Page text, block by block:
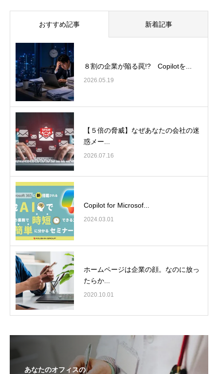
おすすめ記事 新着記事
８割の企業が陥る罠!? Copilotを...
2026.05.19
【５倍の脅威】なぜあなたの会社の迷
惑メー...
2026.07.16
Copilot for Microsof...
2024.03.01
ホームページは企業の顔。なのに放っ
たらか...
2020.10.01
あなたのオフィスの